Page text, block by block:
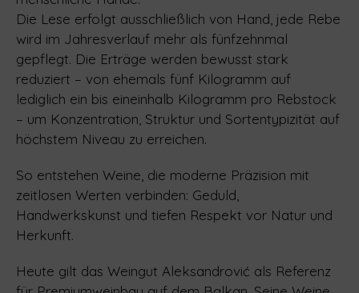
Die Lese erfolgt ausschließlich von Hand, jede Rebe
wird im Jahresverlauf mehr als fünfzehnmal
gepflegt. Die Erträge werden bewusst stark
reduziert – von ehemals fünf Kilogramm auf
lediglich ein bis eineinhalb Kilogramm pro Rebstock
– um Konzentration, Struktur und Sortentypizität auf
höchstem Niveau zu erreichen.
So entstehen Weine, die moderne Präzision mit
zeitlosen Werten verbinden: Geduld,
Handwerkskunst und tiefen Respekt vor Natur und
Herkunft.
Heute gilt das Weingut Aleksandrović als Referenz